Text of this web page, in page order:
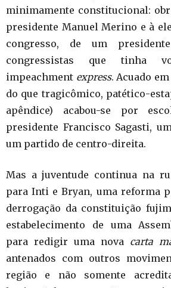
minimamente constitucional:
presidente Manuel Merino e à
congresso, de um
congressistas que tinha
impeachment express. Acuado
do que tragicômico, patético-
apêndice) acabou-se por
presidente Francisco Sagasti,
um partido de centro-direita.
Mas a juventude continua na
para Inti e Bryan, uma reforma
derrogação da constituição
estabelecimento de uma
para redigir uma nova carta
antenados com outros
região e não somente